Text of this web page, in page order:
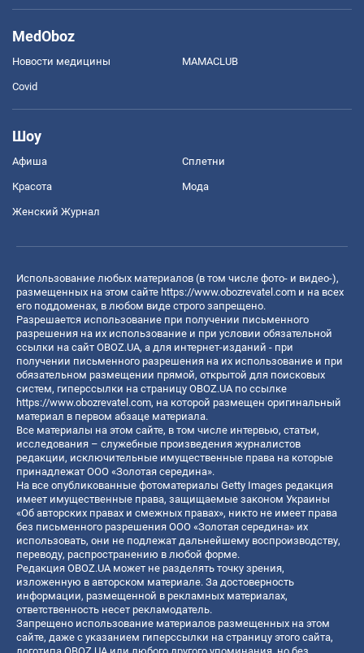
MedOboz
Новости медицины MAMACLUB
Covid
Шоу
Афиша Сплетни
Красота Мода
Женский Журнал
Использование любых материалов (в том числе фото- и видео-),
размещенных на этом сайте https://www.obozrevatel.com и на всех
его поддоменах, в любом виде строго запрещено.
Разрешается использование при получении письменного
разрешения на их использование и при условии обязательной
ссылки на сайт OBOZ.UA, а для интернет-изданий - при
получении письменного разрешения на их использование и при
обязательном размещении прямой, открытой для поисковых
систем, гиперссылки на страницу OBOZ.UA по ссылке
https://www.obozrevatel.com, на которой размещен оригинальный
материал в первом абзаце материала.
Все материалы на этом сайте, в том числе интервью, статьи,
исследования – служебные произведения журналистов
редакции, исключительные имущественные права на которые
принадлежат ООО «Золотая середина».
На все опубликованные фотоматериалы Getty Images редакция
имеет имущественные права, защищаемые законом Украины
«Об авторских правах и смежных правах», никто не имеет права
без письменного разрешения ООО «Золотая середина» их
использовать, они не подлежат дальнейшему воспроизводству,
переводу, распространению в любой форме.
Редакция OBOZ.UA может не разделять точку зрения,
изложенную в авторском материале. За достоверность
информации, размещенной в рекламных материалах,
ответственность несет рекламодатель.
Запрещено использование материалов размещенных на этом
сайте, даже с указанием гиперссылки на страницу этого сайта,